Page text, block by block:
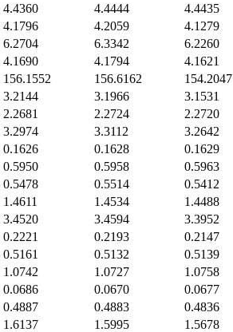
4.4360 4.4444 4.4435
4.1796 4.2059 4.1279
6.2704 6.3342 6.2260
4.1690 4.1794 4.1621
156.1552 156.6162 154.2047
3.2144 3.1966 3.1531
2.2681 2.2724 2.2720
3.2974 3.3112 3.2642
0.1626 0.1628 0.1629
0.5950 0.5958 0.5963
0.5478 0.5514 0.5412
1.4611 1.4534 1.4488
3.4520 3.4594 3.3952
0.2221 0.2193 0.2147
0.5161 0.5132 0.5139
1.0742 1.0727 1.0758
0.0686 0.0670 0.0677
0.4887 0.4883 0.4836
1.6137 1.5995 1.5678